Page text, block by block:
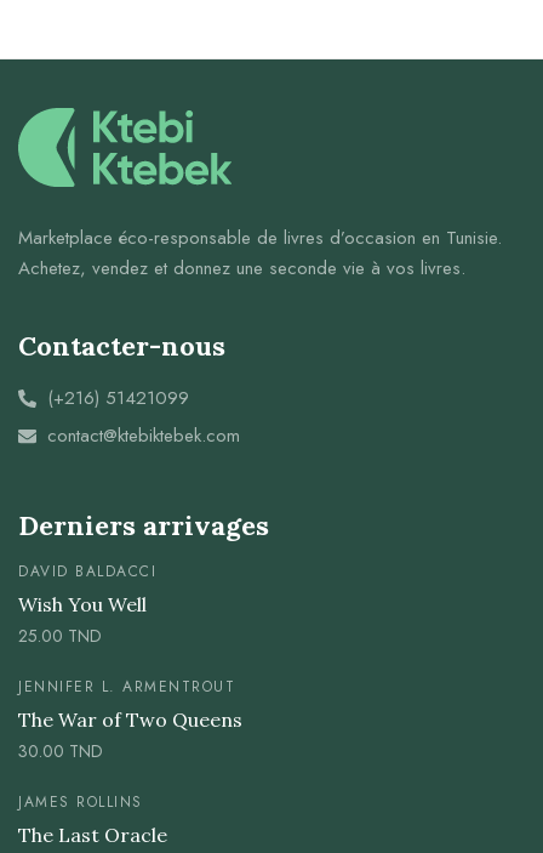
Marketplace éco-responsable de livres d’occasion en Tunisie.
Achetez, vendez et donnez une seconde vie à vos livres.
Contacter-nous
(+216) 51421099
contact@ktebiktebek.com
Derniers arrivages
DAVID BALDACCI
Wish You Well
25.00 TND
JENNIFER L. ARMENTROUT
The War of Two Queens
30.00 TND
JAMES ROLLINS
The Last Oracle